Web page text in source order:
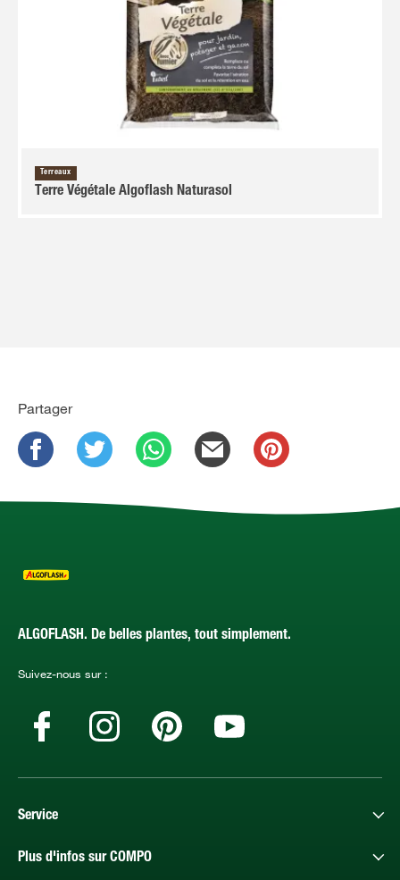
Terreaux
Terre Végétale Algoflash Naturasol
Partager
ALGOFLASH. De belles plantes, tout simplement.
Suivez-nous sur :
Service
Plus d'infos sur COMPO